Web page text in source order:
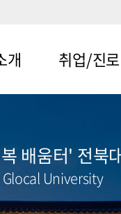
개 취업/진로
메뉴2-2
배움터' 전북
University